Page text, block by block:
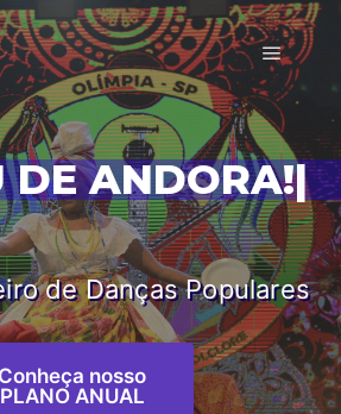
DE ANDORA!|
de Danças Populares
Conheça nosso
PLANO ANUAL